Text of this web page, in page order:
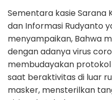
Sementara kasie Sarana
dan Informasi Rudyanto
menyampaikan, Bahwa
dengan adanya virus
membudayakan
saat beraktivitas di luar
masker, mensterilkan